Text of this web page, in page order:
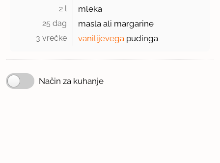
2 l mleka
25 dag masla ali margarine
3 vrečke vanilijevega pudinga
Način za kuhanje